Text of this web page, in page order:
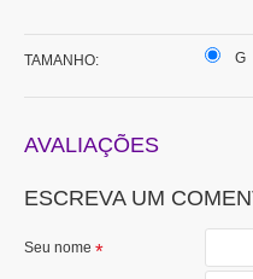
TAMANHO: G
AVALIAÇÕES
ESCREVA UM
Seu nome